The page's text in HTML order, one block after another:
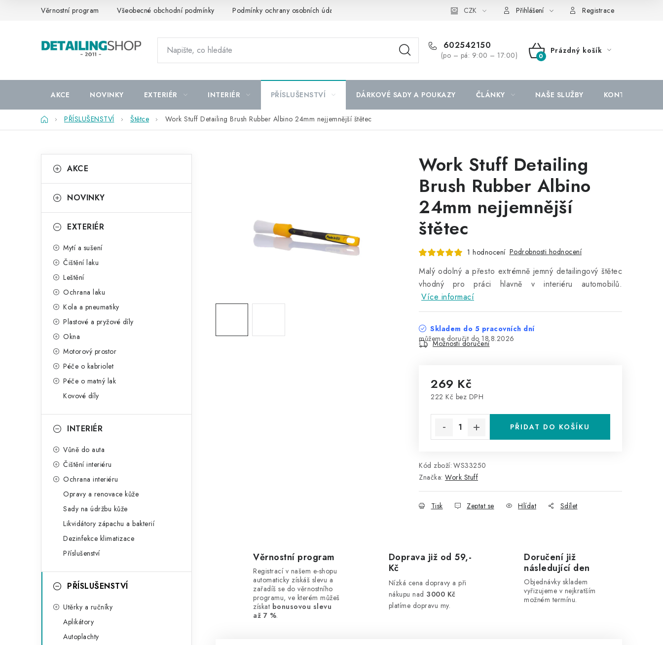
Věrnostní program Všeobecné obchodní podmínky Podmínky ochrany osobních údajů CZK Přihlášení Registrace
602542150
(po – pá: 9:00 – 17:00)
NÁKUPNÍ
Prázdný košík
AKCE NOVINKY EXTERIÉR INTERIÉR PŘÍSLUŠENSTVÍ DÁRKOVÉ SADY A POUKAZY ČLÁNKY NAŠE SLUŽBY KONTAKTY
DomůPŘÍSLUŠENSTVÍ Štětce Work Stuff Detailing Brush Rubber Albino 24mm nejjemnější štětec
o
t
kategorie
a
e
AKCE
NOVINKY
EXTERIÉR
Mytí a sušení
Čištění laku
Leštění
Ochrana laku
Kola a pneumatiky
Plastové a pryžové díly
Okna
Motorový prostor
Péče o kabriolet
Péče o matný lak
Kovové díly
INTERIÉR
Vůně do auta
Čištění interiéru
Ochrana interiéru
Opravy a renovace kůže
Sady na údržbu kůže
Likvidátory zápachu a bakterií
Dezinfekce klimatizace
Příslušenství
PŘÍSLUŠENSTVÍ
Utěrky a ručníky
Aplikátory
Autoplachty
Work Stuff Detailing
Brush Rubber Albino
24mm nejjemnější
štětec
1 hodnocení Podrobnosti hodnocení
Malý odolný a přesto extrémně jemný detailingový štětec
vhodný pro práci hlavně v interiéru automobilů.
Více informací
Skladem do 5 pracovních dní
18.8.2026
Možnosti doručení
269 Kč
222 Kč bez DPH
PŘIDAT DO KOŠÍKU
Kód zboží: WS33250
Značka: Work Stuff
Tisk Zeptat se Hlídat Sdílet
Věrnostní program
Registrací v našem e-shopu
automaticky získáš slevu a
zařadíš se do věrnostního
programu, ve kterém můžeš
získat bonusovou slevu
až 7 %.
Doprava již od 59,-
Kč
Nízká cena dopravy a při
nákupu nad 3000 Kč
platíme dopravu my.
Doručení již
následující den
Objednávky skladem
vyřizujeme v nejkratším
možném termínu.